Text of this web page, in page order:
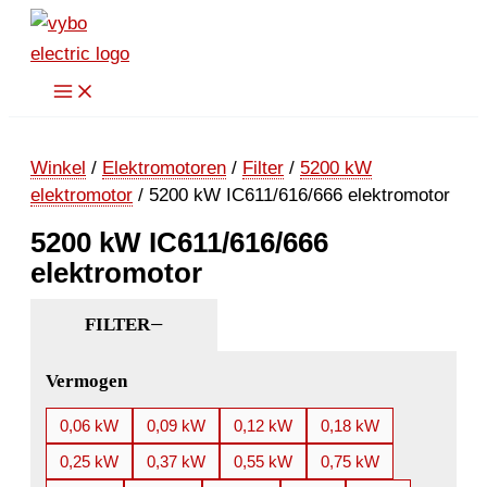
Ga
naar
Winkel / Elektromotoren / Filter / 5200 kW
elektromotor / 5200 kW IC611/616/666 elektromotor
5200 kW IC611/616/666
elektromotor
FILTER
Vermogen
0,06 kW 0,09 kW 0,12 kW
0,18 kW
0,25 kW
0,37 kW 0,55 kW
0,75 kW